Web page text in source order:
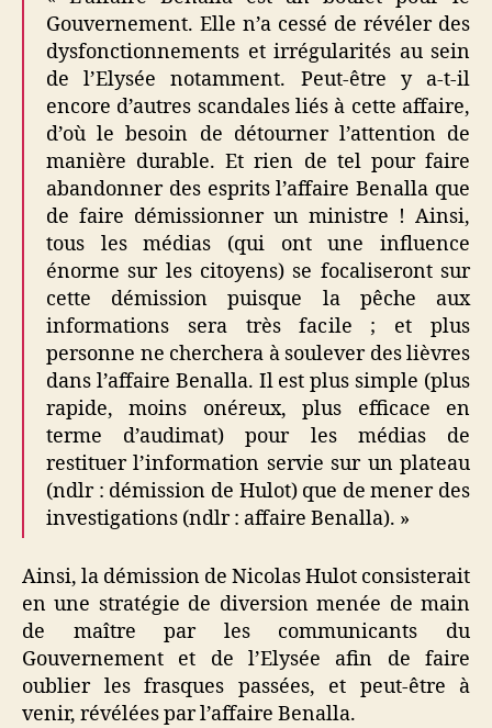
Gouvernement. Elle n’a cessé de révéler des
dysfonctionnements et irrégularités au sein
de l’Elysée notamment. Peut-être y a-t-il
encore d’autres scandales liés à cette affaire,
d’où le besoin de détourner l’attention de
manière durable. Et rien de tel pour faire
abandonner des esprits l’affaire Benalla que
de faire démissionner un ministre ! Ainsi,
tous les médias (qui ont une influence
énorme sur les citoyens) se focaliseront sur
cette démission puisque la pêche aux
informations sera très facile ; et plus
personne ne cherchera à soulever des lièvres
dans l’affaire Benalla. Il est plus simple (plus
rapide, moins onéreux, plus efficace en
terme d’audimat) pour les médias de
restituer l’information servie sur un plateau
(ndlr : démission de Hulot) que de mener des
investigations (ndlr : affaire Benalla). »
Ainsi, la démission de Nicolas Hulot consisterait
en une stratégie de diversion menée de main
de maître par les communicants du
Gouvernement et de l’Elysée afin de faire
oublier les frasques passées, et peut-être à
venir, révélées par l’affaire Benalla.